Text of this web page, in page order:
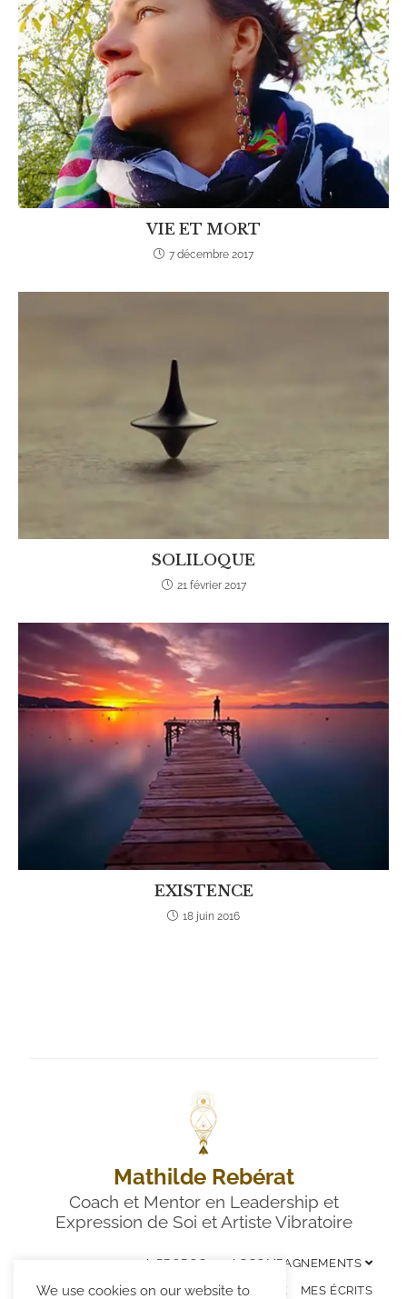
VIE ET MORT
7 décembre 2017
SOLILOQUE
21 février 2017
EXISTENCE
18 juin 2016
Mathilde Rebérat
Coach et Mentor en Leadership et
Expression de Soi et Artiste Vibratoire
A PROPOS
ACCOMPAGNEMENTS
LES ÉVÉNEMENTS
ART VIBRATOIRE MES ÉCRITS
We use cookies on our website to